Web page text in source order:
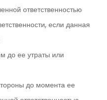
ответственностью
если данная
до ее утраты или
до момента ее